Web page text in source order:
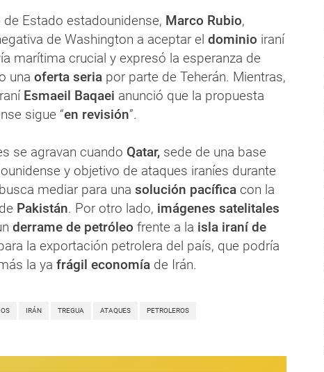
de Estado estadounidense, Marco Rubio,
de Washington a aceptar el dominio iraní
marítima crucial y expresó la esperanza de
una oferta seria por parte de Teherán. Mientras,
Esmaeil Baqaei anunció que la propuesta
sigue “en revisión”.
se agravan cuando Qatar, sede de una base
y objetivo de ataques iraníes durante
mediar para una solución pacífica con la
Pakistán. Por otro lado, imágenes satelitales
derrame de petróleo frente a la isla iraní de
la exportación petrolera del país, que podría
la ya frágil economía de Irán.
IRÁN TREGUA ATAQUES PETROLEROS